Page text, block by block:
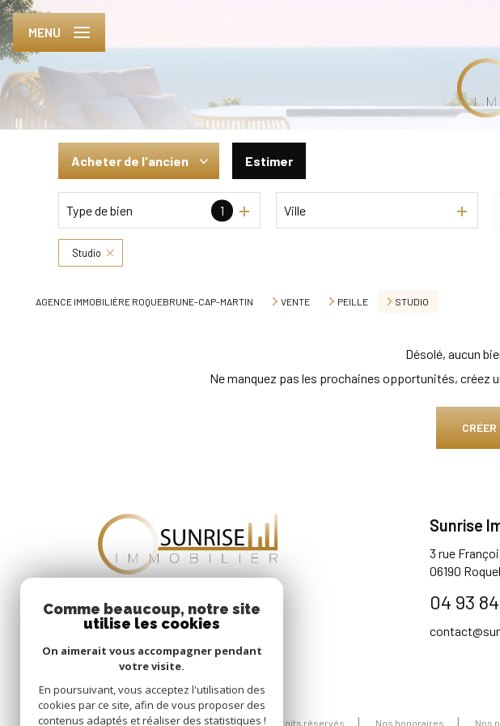
MENU
Acheter de l'ancien
De l'ancien
De l'immo pro
Estimer
Type de bien 1 Ville
Studio
AGENCE IMMOBILIÈRE ROQUEBRUNE-CAP-MARTIN VENTE PEILLE STUDIO
Désolé, aucun
Ne manquez pas les prochaines opportunités, créez
Sunrise
3 rue
06190
04 93
© 2026 | Tous droits réservés Nos honoraires Nos
Comme beaucoup, notre site
utilise les cookies
On aimerait vous accompagner pendant
votre visite.
En poursuivant, vous acceptez l'utilisation des
cookies par ce site, afin de vous proposer des
contenus adaptés et réaliser des statistiques !